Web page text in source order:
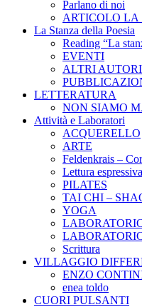
Parlano di noi
ARTICOLO LA
La Stanza della Poesia
Reading “La
EVENTI
ALTRI AUTORI
LETTERATURA
NON SIAMO
Attività e Laboratori
ACQUERELLO
ARTE
Feldenkrais –
Lettura espressiva
PILATES
TAI CHI –
YOGA
Scrittura
VILLAGGIO
ENZO
enea toldo
CUORI PULSANTI